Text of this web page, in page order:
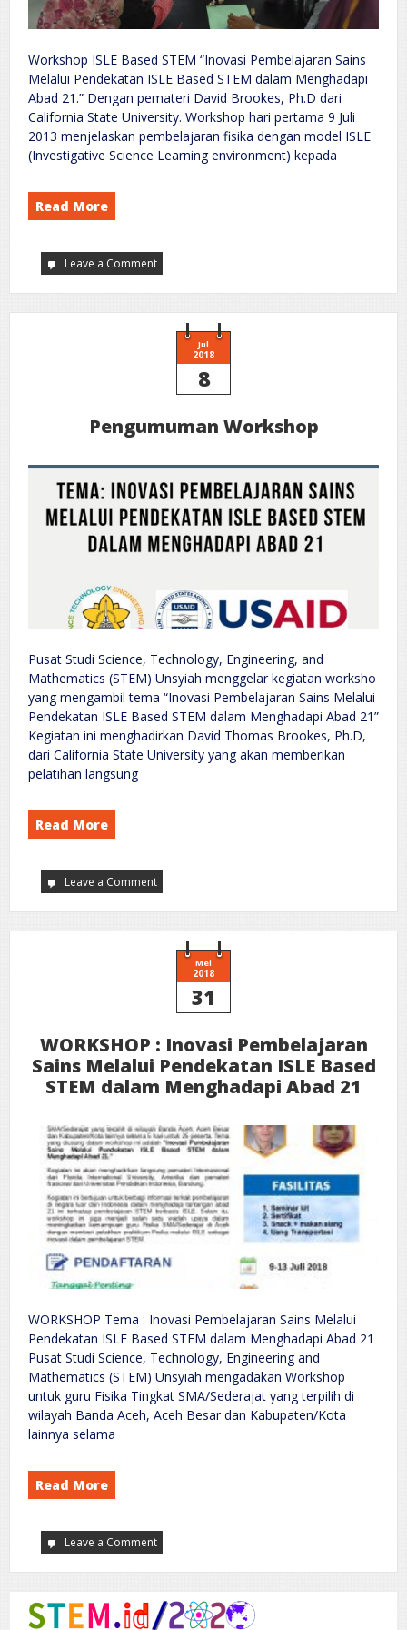
Workshop ISLE Based STEM “Inovasi Pembelajaran Sains
Melalui Pendekatan ISLE Based STEM dalam Menghadapi
Abad 21.” Dengan pemateri David Brookes, Ph.D dari
California State University. Workshop hari pertama 9 Juli
2013 menjelaskan pembelajaran fisika dengan model ISLE
(Investigative Science Learning environment) kepada
Read More
Leave a Commenton
Workshop
STEM:
Jul
2018
8
Pengumuman Workshop
Pusat Studi Science, Technology, Engineering, and
Mathematics (STEM) Unsyiah menggelar kegiatan worksho
yang mengambil tema “Inovasi Pembelajaran Sains Melalui
Pendekatan ISLE Based STEM dalam Menghadapi Abad 21”
Kegiatan ini menghadirkan David Thomas Brookes, Ph.D,
dari California State University yang akan memberikan
pelatihan langsung
Read More
Leave a Commenton
Pengumuman
Mei
2018
31
WORKSHOP : Inovasi Pembelajaran
Sains Melalui Pendekatan ISLE Based
STEM dalam Menghadapi Abad 21
WORKSHOP Tema : Inovasi Pembelajaran Sains Melalui
Pendekatan ISLE Based STEM dalam Menghadapi Abad 21
Pusat Studi Science, Technology, Engineering and
Mathematics (STEM) Unsyiah mengadakan Workshop
untuk guru Fisika Tingkat SMA/Sederajat yang terpilih di
wilayah Banda Aceh, Aceh Besar dan Kabupaten/Kota
lainnya selama
Read More
Leave a Commenton
WORKSHOP
Sains
Melalui
Pendekatan